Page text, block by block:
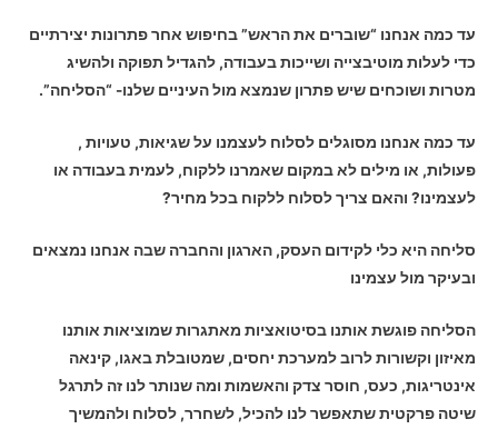
עד כמה אנחנו “שוברים את הראש” בחיפוש אחר פתרונות יצירתיים
כדי לעלות מוטיבצייה ושייכות בעבודה, להגדיל תפוקה ולהשיג
מטרות ושוכחים שיש פתרון שנמצא מול העיניים שלנו- “הסליחה”.
עד כמה אנחנו מסוגלים לסלוח לעצמנו על שגיאות, טעויות ,
פעולות, או מילים לא במקום שאמרנו ללקוח, לעמית בעבודה או
לעצמינו? והאם צריך לסלוח ללקוח בכל מחיר?
סליחה היא כלי לקידום העסק, הארגון והחברה שבה אנחנו נמצאים
ובעיקר מול עצמינו
הסליחה פוגשת אותנו בסיטואציות מאתגרות שמוציאות אותנו
מאיזון וקשורות לרוב למערכת יחסים, שמטובלת באגו, קינאה
אינטריגות, כעס, חוסר צדק והאשמות ומה שנותר לנו זה לתרגל
שיטה פרקטיתשתאפשר לנו להכיל, לשחרר, לסלוח ולהמשיך